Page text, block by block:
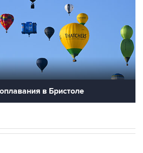
в Бристоле